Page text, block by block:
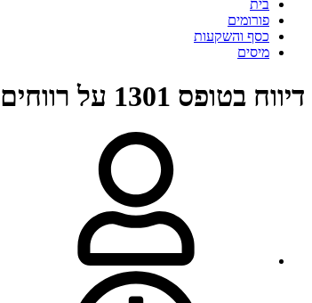
בית
פורומים
כסף והשקעות
מיסים
דיווח בטופס 1301 על רווחים חייבים במס מקרן השתלמות + מיסוי משיכה מקופת גמל לפי תיקון 190 פיצויים